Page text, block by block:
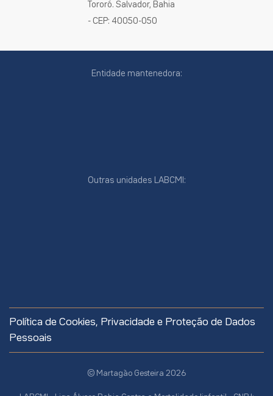
site
Tororó. Salvador, Bahia
- CEP: 40050-050
Entidade mantenedora:
Outras unidades LABCMI:
Política de Cookies, Privacidade e Proteção de Dados
Pessoais
© Martagão Gesteira 2026